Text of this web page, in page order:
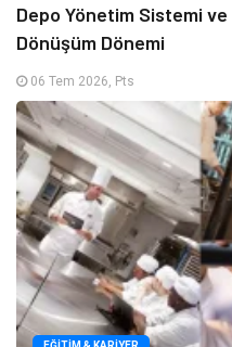
Depo Yönetim Sistemi
Dönüşüm Dönemi
06 Tem 2026, Pts